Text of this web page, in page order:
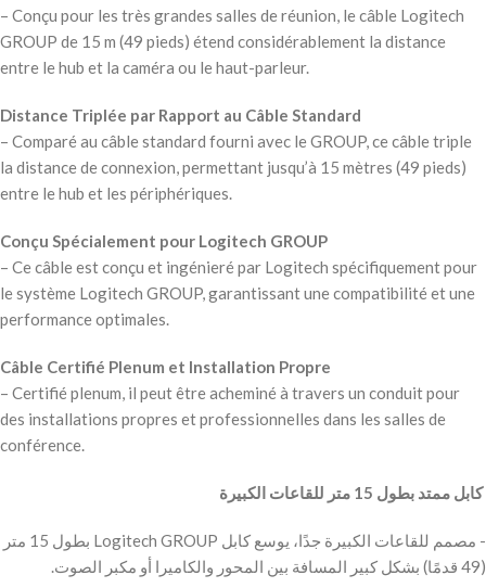
– Conçu pour les très grandes salles de réunion, le câble Logitech
GROUP de 15 m (49 pieds) étend considérablement la distance
entre le hub et la caméra ou le haut-parleur.
Distance Triplée par Rapport au Câble Standard
– Comparé au câble standard fourni avec le GROUP, ce câble triple
la distance de connexion, permettant jusqu’à 15 mètres (49 pieds)
entre le hub et les périphériques.
Conçu Spécialement pour Logitech GROUP
– Ce câble est conçu et ingénieré par Logitech spécifiquement pour
le système Logitech GROUP, garantissant une compatibilité et une
performance optimales.
Câble Certifié Plenum et Installation Propre
– Certifié plenum, il peut être acheminé à travers un conduit pour
des installations propres et professionnelles dans les salles de
conférence.
‫ كابل ممتد بطول 15 متر للقاعات الكبيرة
‫- مصمم للقاعات الكبيرة جدًا، يوسع كابل Logitech GROUP بطول 15 متر
(49 قدمًا) بشكل كبير المسافة بين المحور والكاميرا أو مكبر الصوت.